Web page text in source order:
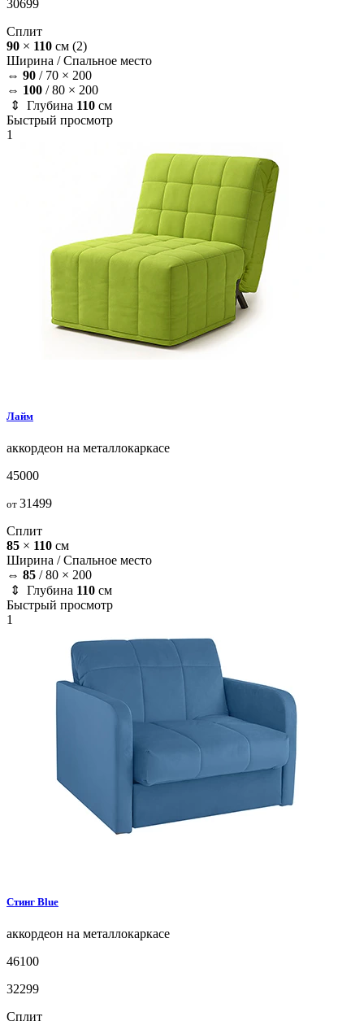
30699
Сплит
90 × 110 см (2)
Ширина /Спальное место
⇔ 90 / 70 × 200
⇔ 100 /80 × 200
⇕ Глубина 110 см
Быстрый просмотр
1
Лайм
аккордеон на металлокаркасе
45000
от 31499
Сплит
85 × 110 см
Ширина /Спальное место
⇔ 85 /80 × 200
⇕ Глубина 110 см
Быстрый просмотр
1
Стинг Blue
аккордеон на металлокаркасе
46100
32299
Сплит